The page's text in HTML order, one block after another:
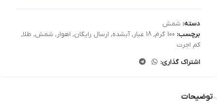
دسته: شمش
برچسب: 100 گرم , 18 عیار , آبشده, ارسال رایگان, اهوار, شمش, طلا,
کم اجرت
اشتراک گذاری:
توضیحات